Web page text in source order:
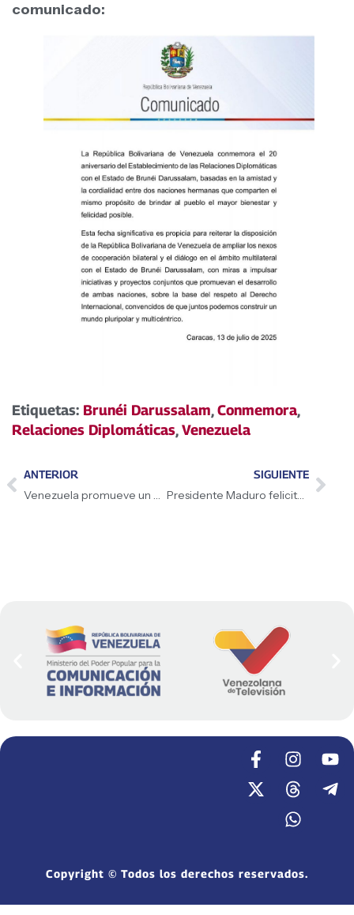
comunicado:
Etiquetas: Brunéi Darussalam,Conmemora,
Relaciones Diplomáticas,Venezuela
ANTERIOR
Venezuela promueve un desarrollo sostenible y ecológico
SIGUIENTE
Presidente Maduro felicita a Gaiteros del Zulia, campeones de la SPB
Copyright © Todos los derechos reservados.